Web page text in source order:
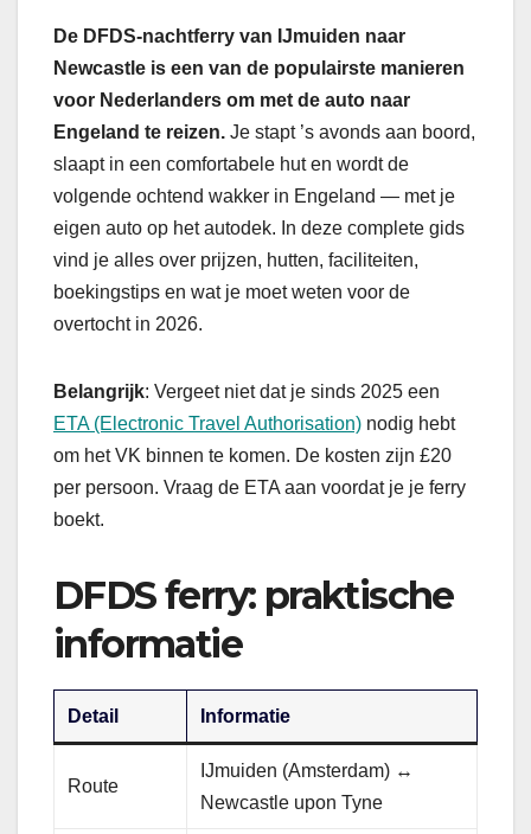
De DFDS-nachtferry van IJmuiden naar
Newcastle is een van de populairste manieren
voor Nederlanders om met de auto naar
Engeland te reizen. Je stapt ’s avonds aan boord,
slaapt in een comfortabele hut en wordt de
volgende ochtend wakker in Engeland — met je
eigen auto op het autodek. In deze complete gids
vind je alles over prijzen, hutten, faciliteiten,
boekingstips en wat je moet weten voor de
overtocht in 2026.
Belangrijk: Vergeet niet dat je sinds 2025 een
ETA (Electronic Travel Authorisation) nodig hebt
om het VK binnen te komen. De kosten zijn £20
per persoon. Vraag de ETA aan voordat je je ferry
boekt.
DFDS ferry: praktische
informatie
Detail Informatie
Route
IJmuiden (Amsterdam) ↔
Newcastle upon Tyne